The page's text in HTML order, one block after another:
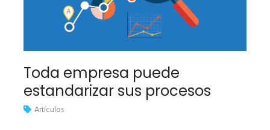
Toda empresa puede
estandarizar sus procesos
Artículos